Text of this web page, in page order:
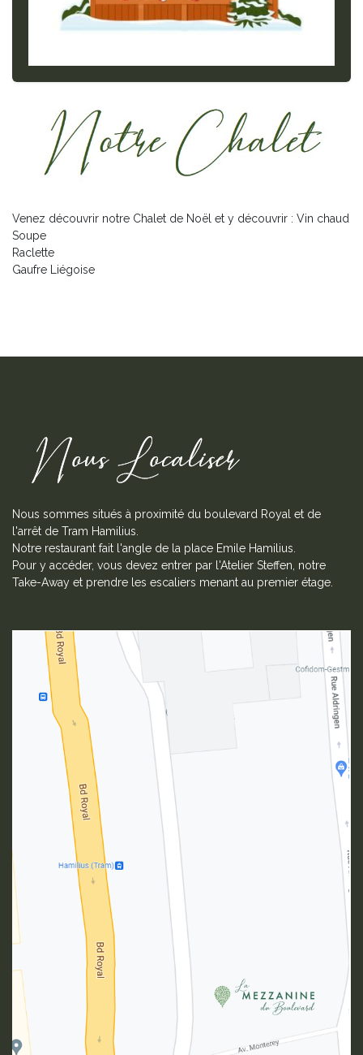
Venez découvrir notre Chalet de Noël et y découvrir : Vin chaud
Soupe
Raclette
Gaufre Liégoise
Nous sommes situés à proximité du boulevard Royal et de
l'arrêt de Tram Hamilius.
Notre restaurant fait l'angle de la place Emile Hamilius.
Pour y accéder, vous devez entrer par l'Atelier Steffen, notre
Take-Away et prendre les escaliers menant au premier étage.